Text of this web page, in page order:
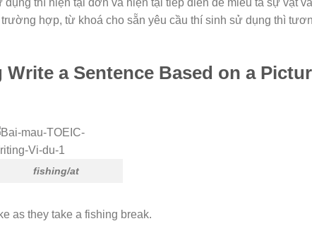
dụng thì hiện tại đơn và hiện tại tiếp diễn để miêu tả sự vật và
hợp, từ khoá cho sẵn yêu cầu thí sinh sử dụng thì
a Sentence Based on a
fishing/at
as they take a fishing break.